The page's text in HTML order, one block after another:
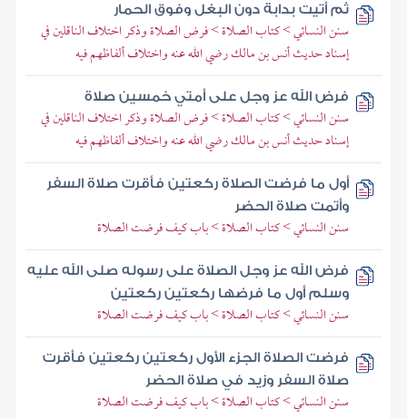
ثم أتيت بدابة دون البغل وفوق الحمار
سنن النسائي > كتاب الصلاة > فرض الصلاة وذكر اختلاف الناقلين في
إسناد حديث أنس بن مالك رضي الله عنه واختلاف ألفاظهم فيه
فرض الله عز وجل على أمتي خمسين صلاة
سنن النسائي > كتاب الصلاة > فرض الصلاة وذكر اختلاف الناقلين في
إسناد حديث أنس بن مالك رضي الله عنه واختلاف ألفاظهم فيه
أول ما فرضت الصلاة ركعتين فأقرت صلاة السفر
وأتمت صلاة الحضر
سنن النسائي > كتاب الصلاة > باب كيف فرضت الصلاة
فرض الله عز وجل الصلاة على رسوله صلى الله عليه
وسلم أول ما فرضها ركعتين ركعتين
سنن النسائي > كتاب الصلاة > باب كيف فرضت الصلاة
فرضت الصلاة الجزء الأول ركعتين ركعتين فأقرت
صلاة السفر وزيد في صلاة الحضر
سنن النسائي > كتاب الصلاة > باب كيف فرضت الصلاة